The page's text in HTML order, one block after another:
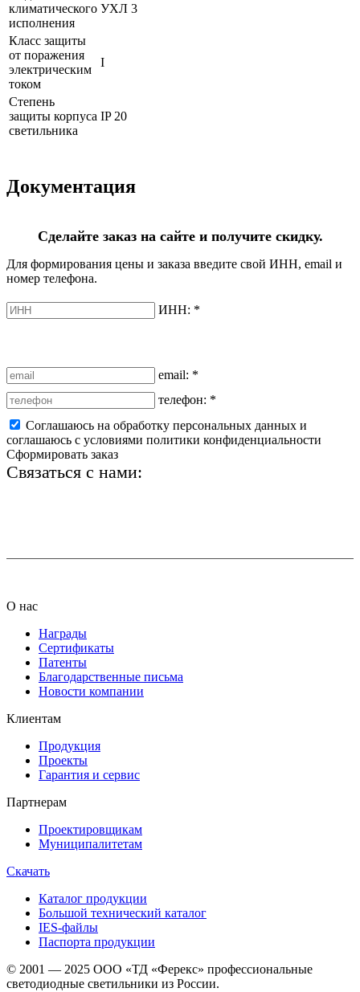
климатического
исполнения
УХЛ 3
Класс защиты
от поражения
электрическим
током
I
Степень
защиты корпуса
светильника
IP 20
Документация
Сделайте заказ на сайте и получите скидку.
Для формирования цены и заказа введите свой ИНН, email и
номер телефона.
ИНН: *
email: *
телефон: *
Соглашаюсь на обработку персональных данных и
соглашаюсь с условиями политики конфиденциальности
Сформировать заказ
Связаться с нами:
О нас
Награды
Сертификаты
Патенты
Благодарственные письма
Новости компании
Клиентам
Продукция
Проекты
Гарантия и сервис
Партнерам
Проектировщикам
Муниципалитетам
Скачать
Каталог продукции
Большой технический каталог
IES-файлы
Паспорта продукции
© 2001 — 2025 ООО «ТД «Ферекс» профессиональные
светодиодные светильники из России.